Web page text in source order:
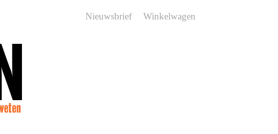
Nieuwsbrief Winkelwagen